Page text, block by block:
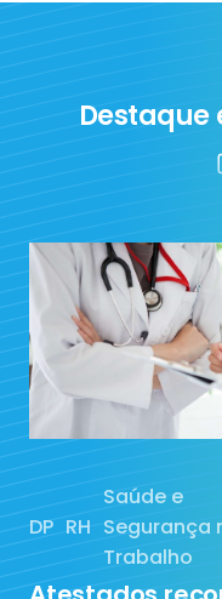
RH
Sem
Destaque
DP RH
Saúde e
Segurança
Trabalho